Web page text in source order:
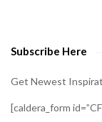
Subscribe Here
Get Newest
[caldera_form